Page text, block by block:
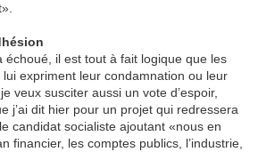
échoué, il est tout à fait logique que les
expriment leur condamnation ou leur
veux susciter aussi un vote d’espoir,
j’ai dit hier pour un projet qui redressera
candidat socialiste ajoutant «nous en
financier, les comptes publics, l’industrie,